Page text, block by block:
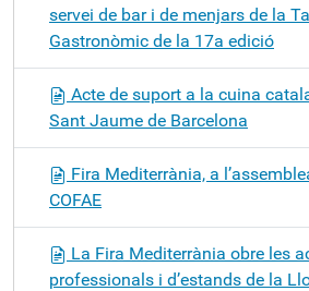
servei de bar i de menjars de la
Gastronòmic de la 17a edició
Acte de suport a la cuina
Sant Jaume de Barcelona
Fira Mediterrània, a
COFAE
La Fira Mediterrània obre les
professionals i d’estands de la